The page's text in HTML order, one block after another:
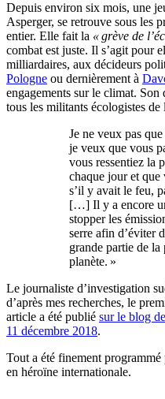
Depuis environ six mois, une
Asperger, se retrouve sous les
entier. Elle fait la «grève de
combat est juste. Il s’agit pour
milliardaires, aux décideurs
Pologne ou dernièrement à
engagements sur le climat.
tous les militants écologistes de
Je ne veux pas
je veux que vous
vous ressentiez la
chaque jour et que
s’il y avait le feu,
[…] Il y a encore
stopper les
serre afin d’éviter
grande partie de
planète. »
Le journaliste d’investigation
d’après mes recherches, le
article a été publié sur le blog
11 décembre 2018.
Tout a été finement
en héroïne internationale.